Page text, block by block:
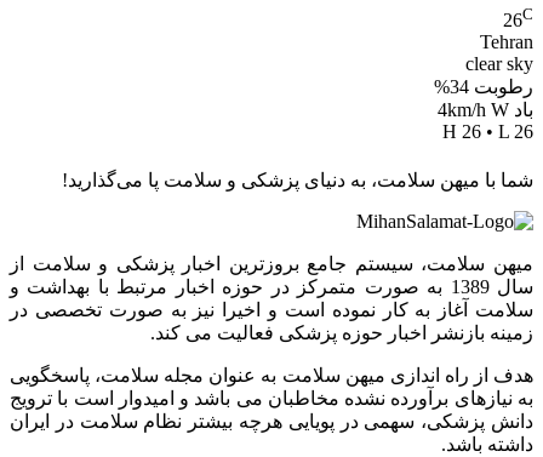
26C
Tehran
clear sky
رطوبت 34%
باد 4km/h W
H 26 • L 26
شما با میهن سلامت، به دنیای پزشکی و سلامت پا می‌گذارید!
میهن سلامت، سیستم جامع بروزترین اخبار پزشکی و سلامت از
سال 1389 به صورت متمرکز در حوزه اخبار مرتبط با بهداشت و
سلامت آغاز به کار نموده است و اخیرا نیز به صورت تخصصی در
زمینه بازنشر اخبار حوزه پزشکی فعالیت می کند.
هدف از راه اندازی میهن سلامت به عنوان مجله سلامت، پاسخگویی
به نیازهای برآورده نشده مخاطبان می باشد و امیدوار است با ترویج
دانش پزشکی، سهمی در پویایی هرچه بیشتر نظام سلامت در ایران
داشته باشد.